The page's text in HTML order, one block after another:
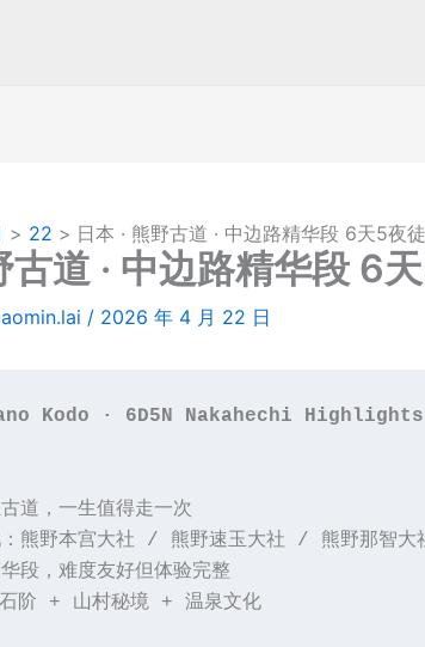
22 日本 · 熊野古道 · 中边路精华段 6天5
古道 · 中边路精华段
/ 2026 年 4 月 22 日
Kodo · 6D5N Nakahechi
道，一生值得走一次
熊野本宫大社 / 熊野速玉大社 / 熊野那智大
段，难度友好但体验完整
阶 + 山村秘境 + 温泉文化